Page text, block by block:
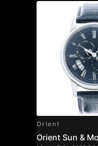
Orient
Orient Sun &